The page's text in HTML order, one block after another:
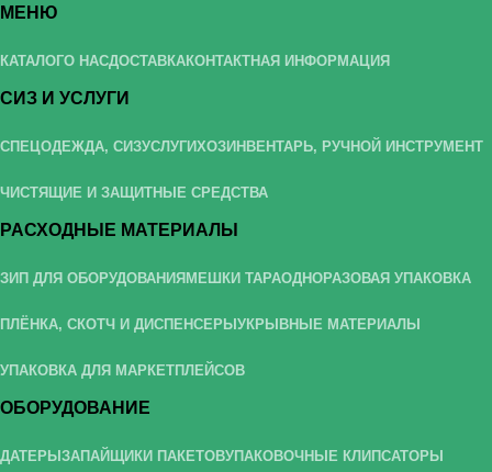
МЕНЮ
КАТАЛОГО НАСДОСТАВКАКОНТАКТНАЯ ИНФОРМАЦИЯ
СИЗ И УСЛУГИ
СПЕЦОДЕЖДА, СИЗУСЛУГИХОЗИНВЕНТАРЬ, РУЧНОЙ ИНСТРУМЕНТ
ЧИСТЯЩИЕ И ЗАЩИТНЫЕ СРЕДСТВА
РАСХОДНЫЕ МАТЕРИАЛЫ
ЗИП ДЛЯ ОБОРУДОВАНИЯМЕШКИ ТАРАОДНОРАЗОВАЯ УПАКОВКА
ПЛЁНКА, СКОТЧ И ДИСПЕНСЕРЫУКРЫВНЫЕ МАТЕРИАЛЫ
УПАКОВКА ДЛЯ МАРКЕТПЛЕЙСОВ
ОБОРУДОВАНИЕ
ДАТЕРЫЗАПАЙЩИКИ ПАКЕТОВУПАКОВОЧНЫЕ КЛИПСАТОРЫ